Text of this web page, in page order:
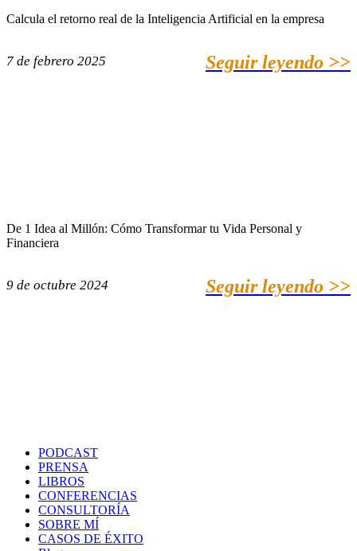
Calcula el retorno real de la Inteligencia Artificial en la empresa
7 de febrero 2025 Seguir leyendo >>
De 1 Idea al Millón: Cómo Transformar tu Vida Personal y
Financiera
9 de octubre 2024 Seguir leyendo >>
PODCAST
PRENSA
LIBROS
CONFERENCIAS
CONSULTORÍA
SOBRE MÍ
CASOS DE ÉXITO